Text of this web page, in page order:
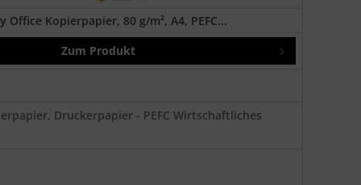
Office Kopierpapier, 80 g/m², A4, PEFC...
Zum Produkt
Druckerpapier - PEFC Wirtschaftliches